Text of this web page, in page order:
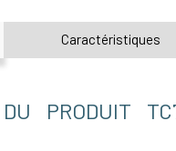
Caractéristiques
PRODUIT